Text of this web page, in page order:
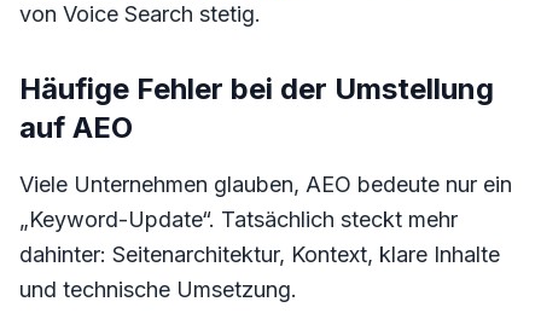
von Voice Search stetig.
Häufige Fehler bei der Umstellung
auf AEO
Viele Unternehmen glauben, AEO bedeute nur ein
„Keyword-Update“. Tatsächlich steckt mehr
dahinter: Seitenarchitektur, Kontext, klare Inhalte
und technische Umsetzung.